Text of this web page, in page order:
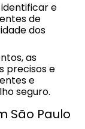
e
de
dos
as
precisos e
e
seguro.
São Paulo